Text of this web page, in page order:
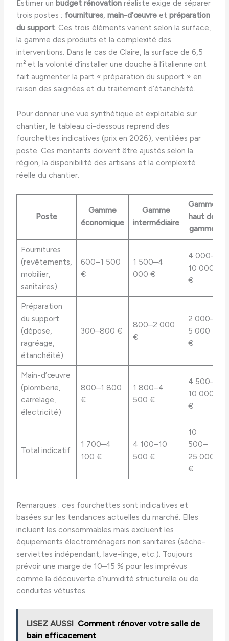
Estimer un budget rénovation réaliste exige de séparer
trois postes : fournitures,main-d’œuvre etpréparation
du support. Ces trois éléments varient selon la surface,
la gamme des produits et la complexité des
interventions. Dans le cas de Claire, la surface de 6,5
m² et la volonté d’installer une douche à l’italienne ont
fait augmenter la part « préparation du support » en
raison des saignées et du traitement d’étanchéité.
Pour donner une vue synthétique et exploitable sur
chantier, le tableau ci-dessous reprend des
fourchettes indicatives (prix en 2026), ventilées par
poste. Ces montants doivent être ajustés selon la
région, la disponibilité des artisans et la complexité
réelle du chantier.
Poste
Gamme
économique
Gamme
intermédiaire
Gamme
haut de
gamme
Fournitures
(revêtements,
mobilier,
sanitaires)
600–1 500
€
1 500–4
000 €
4 000–
10 000
€
Préparation
du support
(dépose,
ragréage,
étanchéité)
300–800 €
800–2 000
€
2 000–
5 000
€
Main-d’œuvre
(plomberie,
carrelage,
électricité)
800–1 800
€
1 800–4
500 €
4 500–
10 000
€
Total indicatif
1 700–4
100 €
4 100–10
500 €
10
500–
25 000
€
Remarques : ces fourchettes sont indicatives et
basées sur les tendances actuelles du marché. Elles
incluent les consommables mais excluent les
équipements électroménagers non sanitaires (sèche-
serviettes indépendant, lave-linge, etc.). Toujours
prévoir une marge de 10–15 % pour les imprévus
comme la découverte d’humidité structurelle ou de
conduites vétustes.
LISEZ AUSSI Comment rénover votre salle de
bain efficacement